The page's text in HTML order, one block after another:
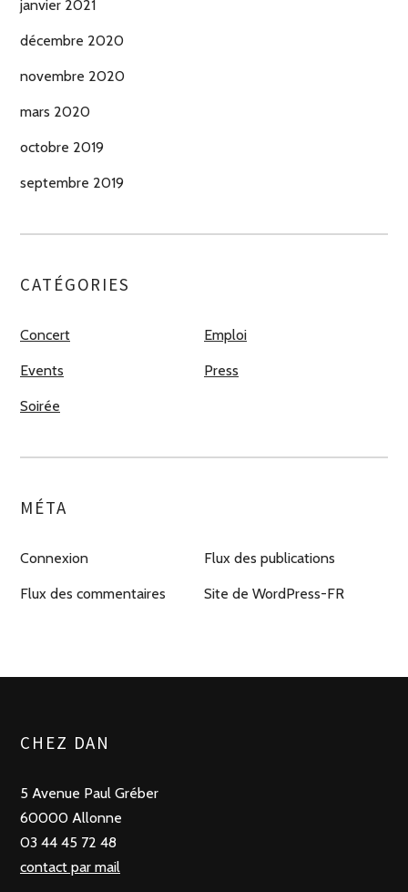
janvier 2021
décembre 2020
novembre 2020
mars 2020
octobre 2019
septembre 2019
CATÉGORIES
Concert Emploi
Events Press
Soirée
MÉTA
Connexion Flux des publications
Flux des commentaires Site de WordPress-FR
CHEZ DAN
5 Avenue Paul Gréber
60000 Allonne
03 44 45 72 48
contact par mail